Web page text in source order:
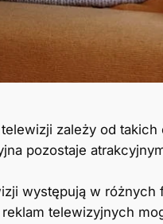
zależy od
pozostaje
występują w
telewizyjnych